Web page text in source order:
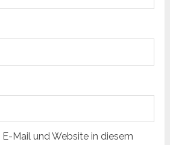
E-Mail und Website in diesem